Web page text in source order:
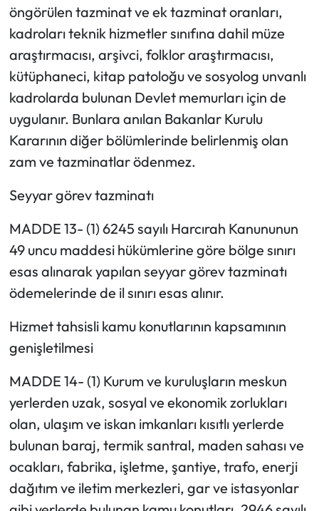
öngörülen tazminat ve ek tazminat oranları,
kadroları teknik hizmetler sınıfına dahil müze
araştırmacısı, arşivci, folklor araştırmacısı,
kütüphaneci, kitap patoloğu ve sosyolog unvanlı
kadrolarda bulunan Devlet memurları için de
uygulanır. Bunlara anılan Bakanlar Kurulu
Kararının diğer bölümlerinde belirlenmiş olan
zam ve tazminatlar ödenmez.
Seyyar görev tazminatı
MADDE 13- (1) 6245 sayılı Harcırah Kanununun
49 uncu maddesi hükümlerine göre bölge sınırı
esas alınarak yapılan seyyar görev tazminatı
ödemelerinde de il sınırı esas alınır.
Hizmet tahsisli kamu konutlarının kapsamının
genişletilmesi
MADDE 14- (1) Kurum ve kuruluşların meskun
yerlerden uzak, sosyal ve ekonomik zorlukları
olan, ulaşım ve iskan imkanları kısıtlı yerlerde
bulunan baraj, termik santral, maden sahası ve
ocakları, fabrika, işletme, şantiye, trafo, enerji
dağıtım ve iletim merkezleri, gar ve istasyonlar